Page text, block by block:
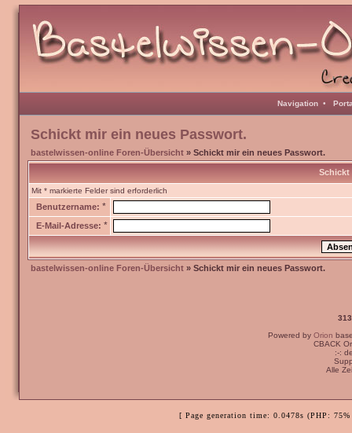
Navigation •
Schickt mir ein neues Passwort.
bastelwissen-online Foren-Übersicht » Schickt mir ein neues Passwort.
Schickt
Mit * markierte Felder sind erforderlich
Benutzername: *
E-Mail-Adresse: *
bastelwissen-online Foren-Übersicht » Schickt mir ein neues Passwort.
Powered by Orion
CBACK
:-:
Alle
[ Page generation time: 0.0478s (PHP: